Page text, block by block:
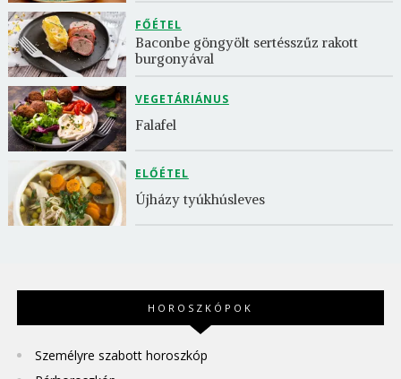
FŐÉTEL
Baconbe göngyölt sertésszűz rakott
burgonyával
VEGETÁRIÁNUS
Falafel
ELŐÉTEL
Újházy tyúkhúsleves
HOROSZKÓPOK
Személyre szabott horoszkóp